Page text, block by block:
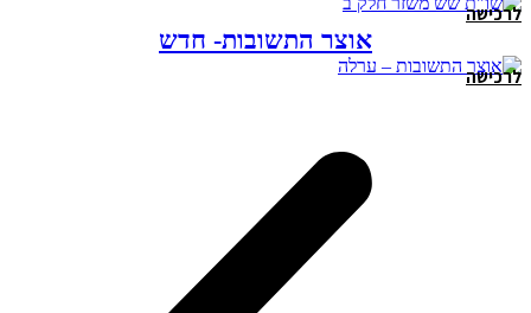
לרכישה
אוצר התשובות- חדש
לרכישה